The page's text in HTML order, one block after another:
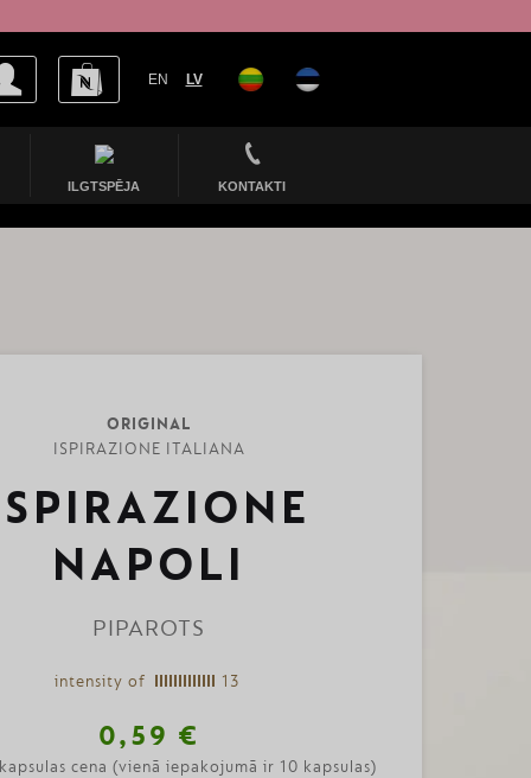
EN LV
ILGTSPĒJA KONTAKTI
ORIGINAL
ISPIRAZIONE ITALIANA
NAPOLI
PIPAROTS
intensity of 13
0,59 €
cena (vienā iepakojumā ir 10 kapsulas)